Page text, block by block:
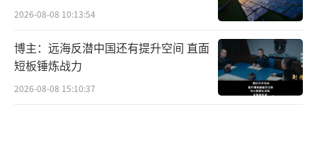
2026-08-08 10:13:54
博主：远海反潜中国还有提升空间 直面
短板锤炼战力
2026-08-08 15:10:37